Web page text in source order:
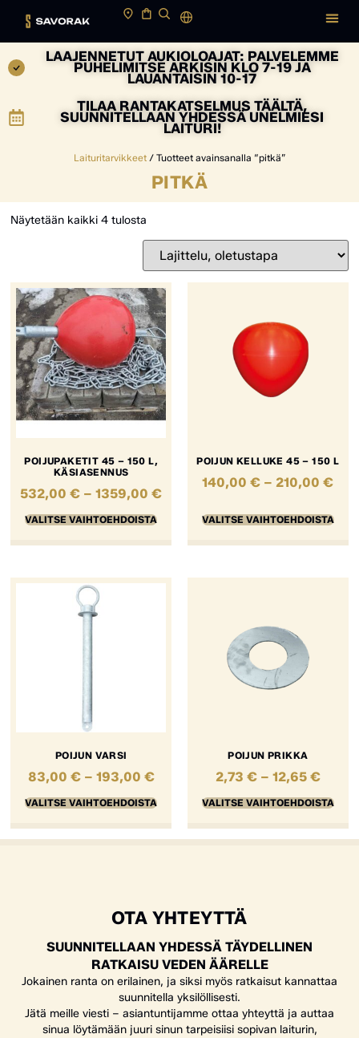
LAAJENNETUT AUKIOLOAJAT: PALVELEMME
PUHELIMITSE ARKISIN KLO 7-19 JA
LAUANTAISIN 10-17
TILAA RANTAKATSELMUS TÄÄLTÄ,
SUUNNITELLAAN YHDESSÄ UNELMIESI
LAITURI!
Laituritarvikkeet/ Tuotteet avainsanalla “pitkä”
PITKÄ
Näytetään kaikki 4 tulosta
POIJUPAKETIT 45 – 150 L,
KÄSIASENNUS
532,00€ – 1359,00€
VALITSE VAIHTOEHDOISTA
POIJUN KELLUKE 45 – 150 L
140,00€ – 210,00€
VALITSE VAIHTOEHDOISTA
POIJUN VARSI
83,00 € – 193,00 €
VALITSE VAIHTOEHDOISTA
POIJUN PRIKKA
2,73 € – 12,65 €
VALITSE VAIHTOEHDOISTA
OTA YHTEYTTÄ
SUUNNITELLAAN YHDESSÄ TÄYDELLINEN
RATKAISU VEDEN ÄÄRELLE
Jokainen ranta on erilainen, ja siksi myös ratkaisut kannattaa
suunnitella yksilöllisesti.
Jätä meille viesti – asiantuntijamme ottaa yhteyttä ja auttaa
sinua löytämään juuri sinun tarpeisiisi sopivan laiturin,